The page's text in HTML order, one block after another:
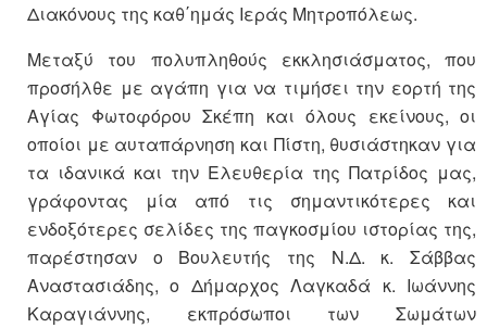
Διακόνους της καθ΄ημάς Ιεράς Μητροπόλεως.
Μεταξύ του πολυπληθούς εκκλησιάσματος, που
προσήλθε με αγάπη για να τιμήσει την εορτή της
Αγίας Φωτοφόρου Σκέπη και όλους εκείνους, οι
οποίοι με αυταπάρνηση και Πίστη, θυσιάστηκαν για
τα ιδανικά και την Ελευθερία της Πατρίδος μας,
γράφοντας μία από τις σημαντικότερες και
ενδοξότερες σελίδες της παγκοσμίου ιστορίας της,
παρέστησαν ο Βουλευτής της Ν.Δ. κ. Σάββας
Αναστασιάδης, ο Δήμαρχος Λαγκαδά κ. Ιωάννης
Καραγιάννης, εκπρόσωποι των Σωμάτων